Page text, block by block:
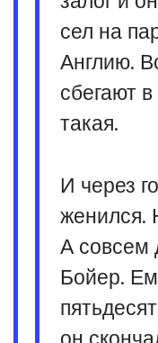
сел на
Англию.
сбегают
такая.
И через
женился.
А совсем
Бойер.